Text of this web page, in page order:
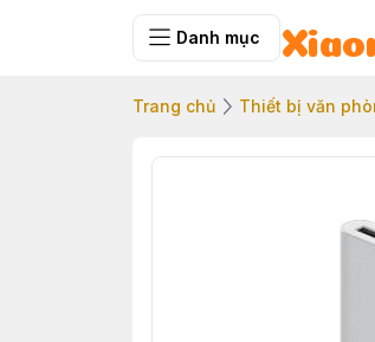
Danh mục
Trang chủ Thiết bị văn